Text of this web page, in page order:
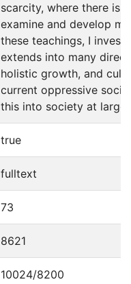
scarcity, where there is
examine and develop
these teachings, I
extends into many
holistic growth, and
current oppressive
this into society at
true
fulltext
73
8621
10024/8200